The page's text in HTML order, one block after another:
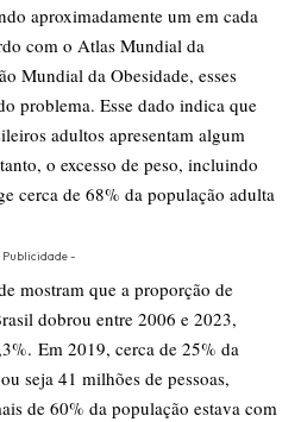
aproximadamente um em cada
com o Atlas Mundial da
Mundial da Obesidade, esses
problema. Esse dado indica que
adultos apresentam algum
o excesso de peso, incluindo
cerca de 68% da população adulta
-
mostram que a proporção de
dobrou entre 2006 e 2023,
Em 2019, cerca de 25% da
seja 41 milhões de pessoas,
de 60% da população estava com